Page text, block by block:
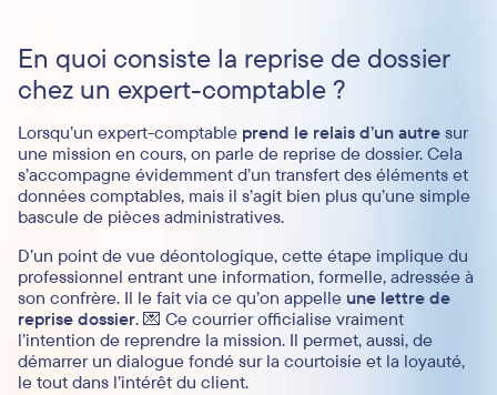
En quoi consiste la reprise de dossier
chez un expert-comptable ?
Lorsqu’un expert-comptable prend le relais d’un autre sur
une mission en cours, on parle de reprise de dossier. Cela
s’accompagne évidemment d’un transfert des éléments et
données comptables, mais il s’agit bien plus qu’une simple
bascule de pièces administratives.
D’un point de vue déontologique, cette étape implique du
professionnel entrant une information, formelle, adressée à
son confrère. Il le fait via ce qu’on appelle une lettre de
reprise dossier. 💌 Ce courrier officialise vraiment
l’intention de reprendre la mission. Il permet, aussi, de
démarrer un dialogue fondé sur la courtoisie et la loyauté,
le tout dans l’intérêt du client.